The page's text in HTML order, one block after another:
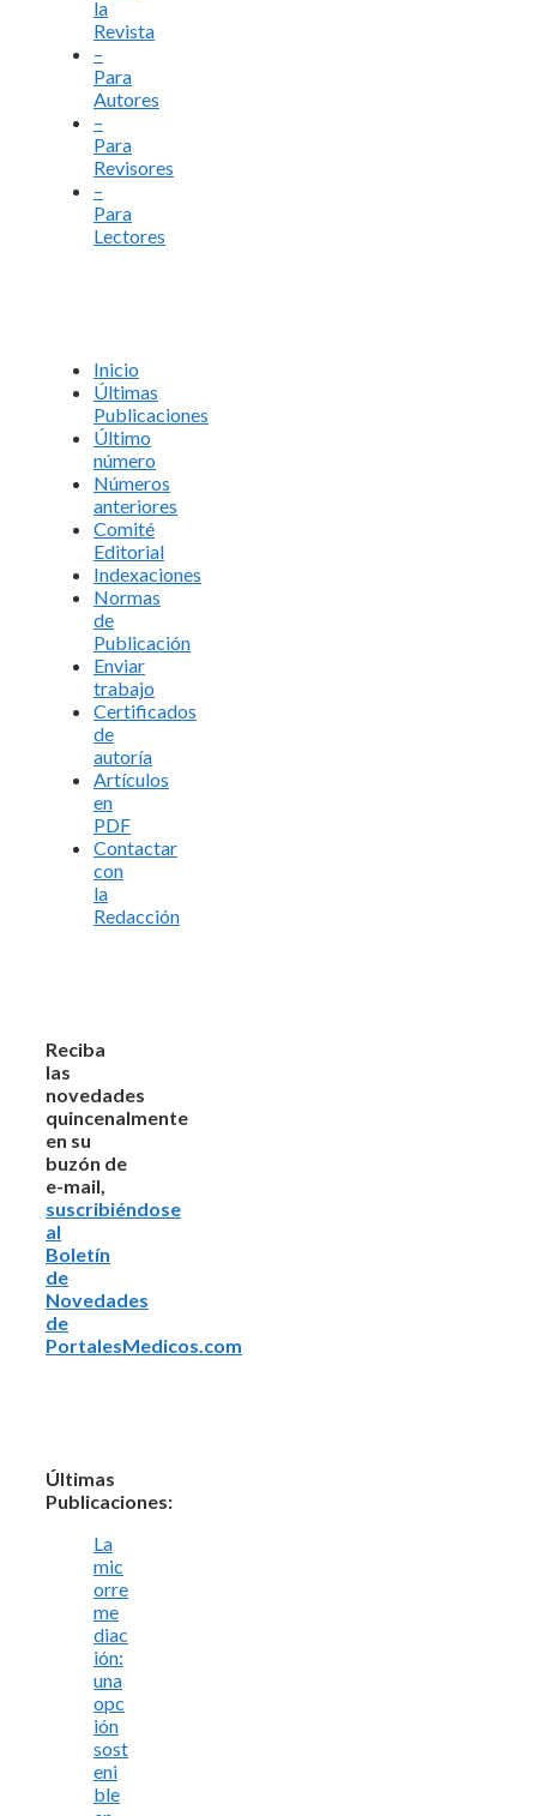
la
Revista
–
Para
Autores
–
Para
Revisores
–
Para
Lectores
Inicio
Últimas
Publicaciones
Último
número
Números
anteriores
Comité
Editorial
Indexaciones
Normas
de
Publicación
Enviar
trabajo
Certificados
de
autoría
Artículos
en
PDF
Contactar
con
la
Redacción
Reciba
las
novedades
quincenalmente
en su
buzón de
e-mail,
suscribiéndose
al
Boletín
de
Novedades
de
PortalesMedicos.com
Últimas
Publicaciones:
La
mic
orre
me
diac
ión:
una
opc
ión
sost
eni
ble